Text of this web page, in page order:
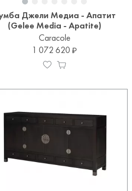
Джели Медиа - Апатит
(Gelee Media - Apatite)
Caracole
1 072 620